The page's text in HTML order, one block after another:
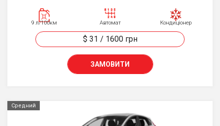
9 л/100км Автомат Кондиціонер
$ 31 / 1600 грн
ЗАМОВИТИ
Средний